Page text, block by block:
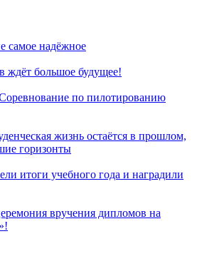
самое надёжное
ждёт большое будущее!
по пилотированию
жизнь остаётся в прошлом,
горизонты
итоги учебного года и наградили
вручения дипломов на